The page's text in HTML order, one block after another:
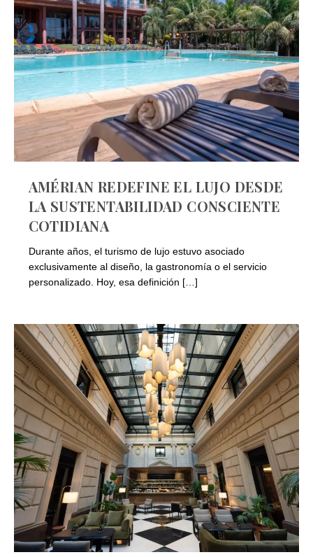
AMÉRIAN REDEFINE EL LUJO DESDE
LA SUSTENTABILIDAD CONSCIENTE
COTIDIANA
Durante años, el turismo de lujo estuvo asociado
exclusivamente al diseño, la gastronomía o el servicio
personalizado. Hoy, esa definición […]